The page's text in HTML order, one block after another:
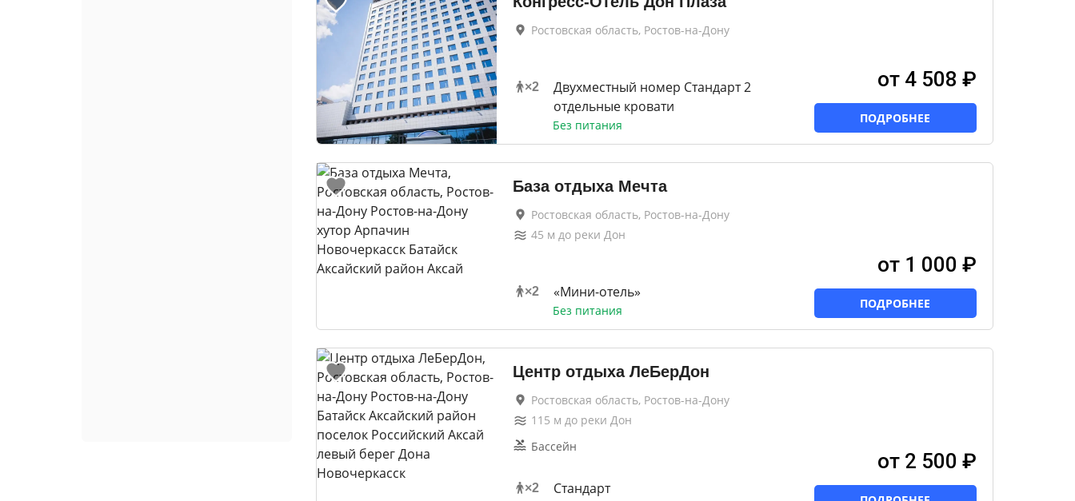
Ростовская область, Ростов-на-Дону
×2
Двухместный номер Стандарт 2
отдельные кровати
Без питания
от 4 508 ₽
ПОДРОБНЕЕ
База отдыха Мечта
Ростовская область, Ростов-на-Дону
45 м до реки Дон
×2 «Мини-отель»
Без питания
от 1 000 ₽
ПОДРОБНЕЕ
Центр отдыха ЛеБерДон
Ростовская область, Ростов-на-Дону
115 м до реки Дон
Бассейн
×2 Стандарт
от 2 500 ₽